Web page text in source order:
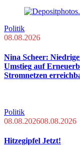
Politik
08.08.2026
Nina Scheer:
Umstieg auf
Stromnetzen
Politik
08.08.202608.08.2026
Hitzegipfel Jetzt!